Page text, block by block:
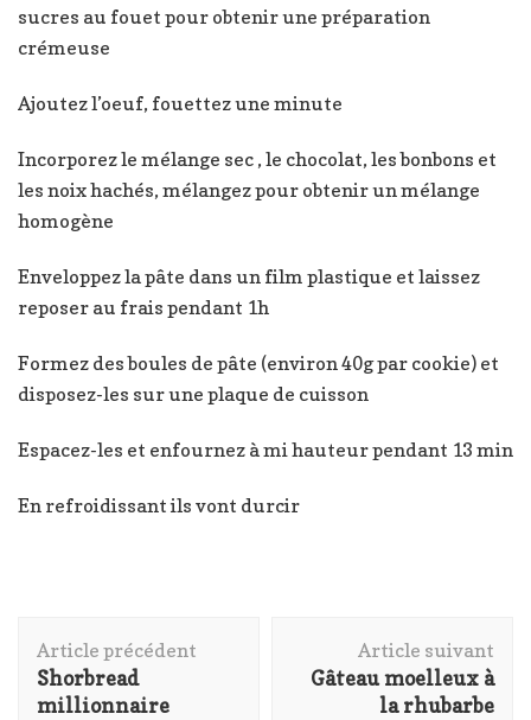
sucres au fouet pour obtenir une préparation
crémeuse
Ajoutez l’oeuf, fouettez une minute
Incorporez le mélange sec , le chocolat, les bonbons et
les noix hachés, mélangez pour obtenir un mélange
homogène
Enveloppez la pâte dans un film plastique et laissez
reposer au frais pendant 1h
Formez des boules de pâte (environ 40g par cookie) et
disposez-les sur une plaque de cuisson
Espacez-les et enfournez à mi hauteur pendant 13 min
En refroidissant ils vont durcir
d'article
Article précédent
Shorbread
millionnaire
Article suivant
Gâteau moelleux à
la rhubarbe